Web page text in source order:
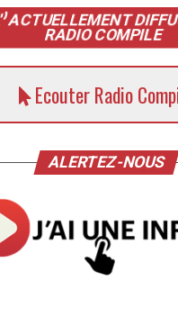
ACTUELLEMENT
RADIO COMPILE
Ecouter Radio
ALERTEZ-NOUS